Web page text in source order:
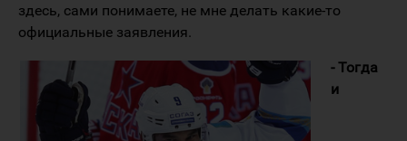
здесь, сами понимаете, не мне делать какие-то
официальные заявления.
- Тогда
и